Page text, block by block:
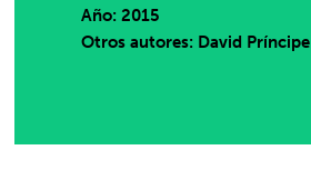
Año: 2015
Otros autores: David Príncipe